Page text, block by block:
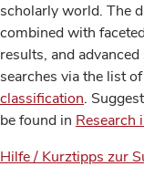
scholarly world. The
combined with
results, and
searches via the list of
classification.
be found in Research
Hilfe / Kurztipps zur